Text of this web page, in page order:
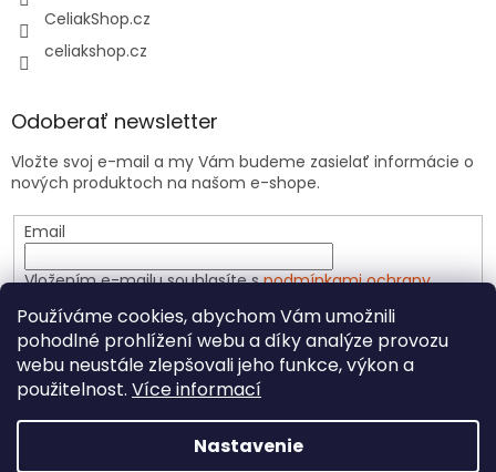
Používáme cookies, abychom Vám umožnili
pohodlné prohlížení webu a díky analýze provozu
webu neustále zlepšovali jeho funkce, výkon a
použitelnost. Více informací
Nastavenie
CeliakShop.cz
celiakshop.cz
Odoberať newsletter
Vložte svoj e-mail a my Vám budeme zasielať informácie o
nových produktoch na našom e-shope.
Email
Vložením e-mailu souhlasíte spodmínkami ochrany
PRIHLÁSIŤ SA
Vytvoril Shoptet